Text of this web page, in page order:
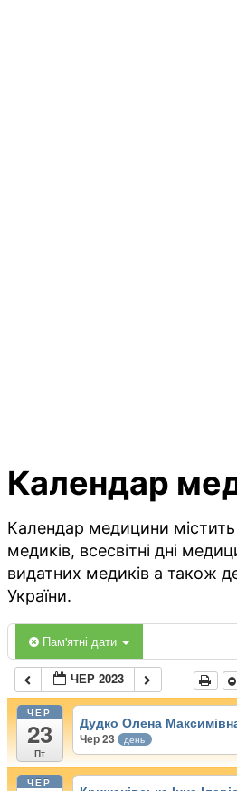
Календар
Календар медицини містить
медиків, всесвітні дні
видатних медиків а також
України.
Пам'ятні дати
ЧЕР 2023
ЧЕР
23
Пт
Дудко Олена
Чер 23 день
ЧЕР